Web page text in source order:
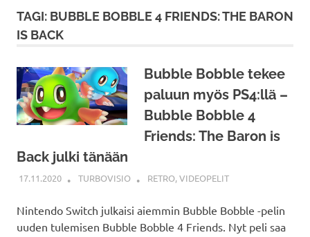
TAGI: BUBBLE BOBBLE 4 FRIENDS: THE BARON
IS BACK
Bubble Bobble tekee
paluun myös PS4:llä –
Bubble Bobble 4
Friends: The Baron is
Back julki tänään
17.11.2020 TURBOVISIO RETRO,VIDEOPELIT
Nintendo Switch julkaisi aiemmin Bubble Bobble -pelin
uuden tulemisen Bubble Bobble 4 Friends. Nyt peli saa